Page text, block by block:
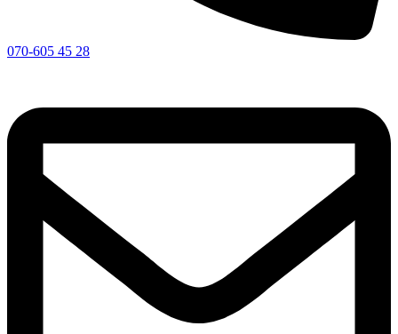
070-605 45 28